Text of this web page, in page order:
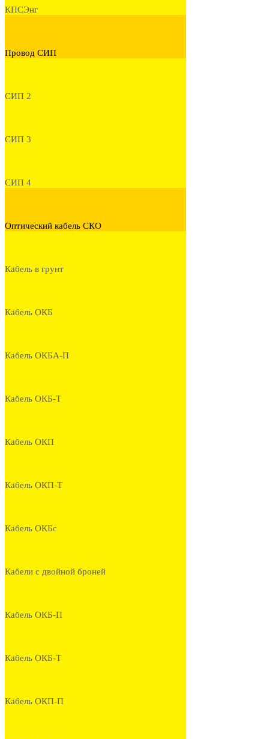
КПСЭнг
Провод СИП
СИП 2
СИП 3
СИП 4
Оптический кабель СКО
Кабель в грунт
Кабель ОКБ
Кабель ОКБА-П
Кабель ОКБ-Т
Кабель ОКП
Кабель ОКП-Т
Кабель ОКБс
Кабели с двойной броней
Кабель ОКБ-П
Кабель ОКБ-Т
Кабель ОКП-П